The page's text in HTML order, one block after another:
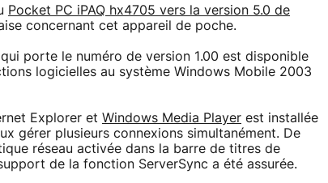
Pocket PC iPAQ hx4705 vers la version 5.0 de
concernant cet appareil de poche.
porte le numéro de version 1.00 est disponible
logicielles au système Windows Mobile 2003
Explorer et Windows Media Player est installée
gérer plusieurs connexions simultanément. De
réseau activée dans la barre de titres de
de la fonction ServerSync a été assurée.